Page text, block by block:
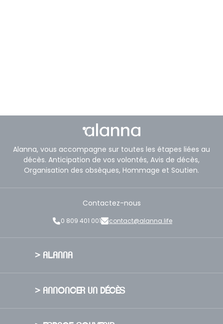
Alanna, vous accompagne sur toutes les étapes liées au
décès. Anticipation de vos volontés, Avis de décès,
Organisation des obsèques, Hommage et Soutien.
Contactez-nous
0 809 401 001 contact@alanna.life
> ALANNA
Nos Valeurs
Nos engagements
> ANNONCER UN DÉCÈS